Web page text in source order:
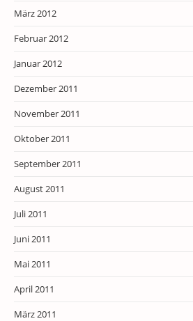
März 2012
Februar 2012
Januar 2012
Dezember 2011
November 2011
Oktober 2011
September 2011
August 2011
Juli 2011
Juni 2011
Mai 2011
April 2011
März 2011